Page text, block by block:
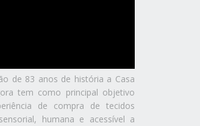
de 83 anos de história a Casa
tem como principal objetivo
de compra de tecidos
humana e acessível a